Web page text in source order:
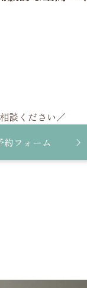
談ください／
フォーム